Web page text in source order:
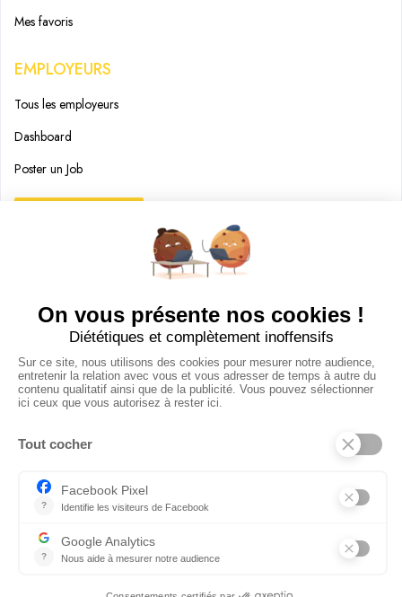
Mes favoris
EMPLOYEURS
Tous les employeurs
Dashboard
Poster un Job
Conditions Générales de Vente
Politique de Confidentialité
© 2024 Raizume. Tous droits réservés.